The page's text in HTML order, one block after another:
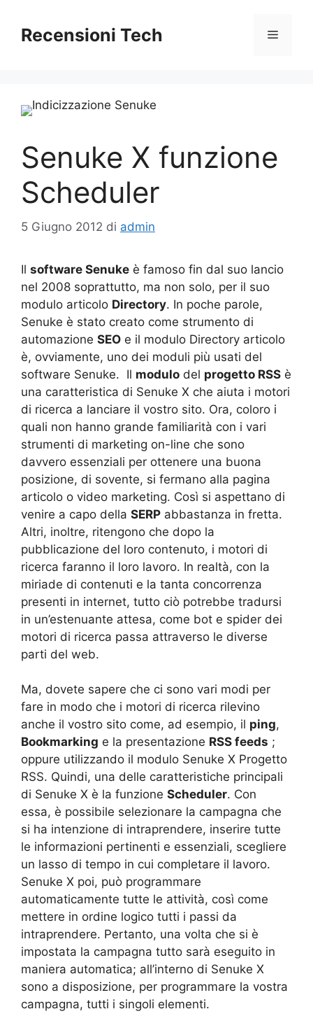
contenuto
Recensioni Tech Menu
Senuke X funzione
Scheduler
5 Giugno 2012 di admin
Il software Senuke è famoso fin dal suo lancio
nel 2008 soprattutto, ma non solo, per il suo
modulo articolo Directory. In poche parole,
Senuke è stato creato come strumento di
automazione SEO e il modulo Directory articolo
è, ovviamente, uno dei moduli più usati del
software Senuke. Il modulo del progetto RSS è
una caratteristica di Senuke X che aiuta i motori
di ricerca a lanciare il vostro sito. Ora, coloro i
quali non hanno grande familiarità con i vari
strumenti di marketing on-line che sono
davvero essenziali per ottenere una buona
posizione, di sovente, si fermano alla pagina
articolo o video marketing. Così si aspettano di
venire a capo della SERP abbastanza in fretta.
Altri, inoltre, ritengono che dopo la
pubblicazione del loro contenuto, i motori di
ricerca faranno il loro lavoro. In realtà, con la
miriade di contenuti e la tanta concorrenza
presenti in internet, tutto ciò potrebbe tradursi
in un’estenuante attesa, come bot e spider dei
motori di ricerca passa attraverso le diverse
parti del web.
Ma, dovete sapere che ci sono vari modi per
fare in modo che i motori di ricerca rilevino
anche il vostro sito come, ad esempio, il ping,
Bookmarking e la presentazione RSS feeds ;
oppure utilizzando il modulo Senuke X Progetto
RSS. Quindi, una delle caratteristiche principali
di Senuke X è la funzione Scheduler. Con
essa, è possibile selezionare la campagna che
si ha intenzione di intraprendere, inserire tutte
le informazioni pertinenti e essenziali, scegliere
un lasso di tempo in cui completare il lavoro.
Senuke X poi, può programmare
automaticamente tutte le attività, così come
mettere in ordine logico tutti i passi da
intraprendere. Pertanto, una volta che si è
impostata la campagna tutto sarà eseguito in
maniera automatica; all’interno di Senuke X
sono a disposizione, per programmare la vostra
campagna, tutti i singoli elementi.